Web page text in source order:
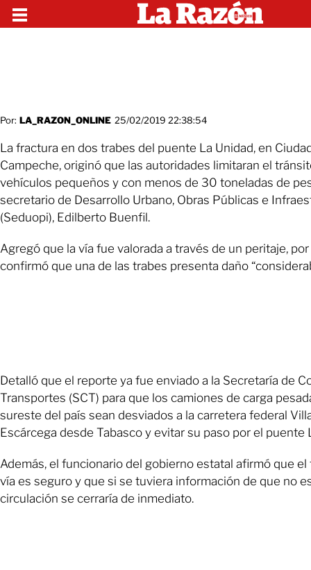
Por: LA_RAZON_ONLINE 25/02/2019 22:38:54
La fractura en dos trabes del puente La Unidad, en
Campeche, originó que las autoridades limitaran el
vehículos pequeños y con menos de 30 toneladas de
secretario de Desarrollo Urbano, Obras Públicas e
(Seduopi), Edilberto Buenfil.
Agregó que la vía fue valorada a través de un peritaje,
confirmó que una de las trabes presenta daño
Detalló que el reporte ya fue enviado a la Secretaría de
Transportes (SCT) para que los camiones de carga
sureste del país sean desviados a la carretera federal
Escárcega desde Tabasco y evitar su paso por el puente
Además, el funcionario del gobierno estatal afirmó que el
vía es seguro y que si se tuviera información de que no
circulación se cerraría de inmediato.